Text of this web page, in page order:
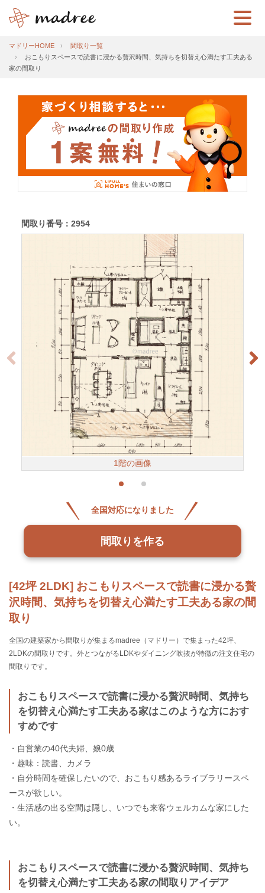
マドリーHOME
間取り一覧
おこもりスペースで読書に浸かる贅沢時間、気持ちを切替え心満たす工夫ある
家の間取り
[42坪 2LDK] おこもりスペースで読書に浸かる贅
沢時間、気持ちを切替え心満たす工夫ある家の間
取り
全国の建築家から間取りが集まるmadree（マドリー）で集まった42坪、
2LDKの間取りです。外とつながるLDKやダイニング吹抜が特徴の注文住宅の
間取りです。
おこもりスペースで読書に浸かる贅沢時間、気持ち
を切替え心満たす工夫ある家はこのような方におす
すめです
・自営業の40代夫婦、娘0歳
・趣味：読書、カメラ
・自分時間を確保したいので、おこもり感あるライブラリースペ
ースが欲しい。
・生活感の出る空間は隠し、いつでも来客ウェルカムな家にした
い。
おこもりスペースで読書に浸かる贅沢時間、気持ち
を切替え心満たす工夫ある家の間取りアイデア
間取り番号：2954
1階の画像
全国対応になりました
間取りを作る